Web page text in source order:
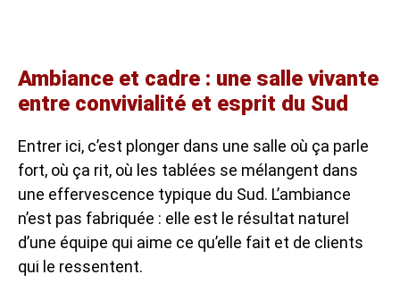
Ambiance et cadre : une salle vivante
entre convivialité et esprit du Sud
Entrer ici, c’est plonger dans une salle où ça parle
fort, où ça rit, où les tablées se mélangent dans
une effervescence typique du Sud. L’ambiance
n’est pas fabriquée : elle est le résultat naturel
d’une équipe qui aime ce qu’elle fait et de clients
qui le ressentent.